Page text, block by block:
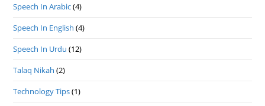
Speech In Arabic(4)
Speech In English (4)
Speech In Urdu (12)
Talaq Nikah (2)
Technology Tips(1)